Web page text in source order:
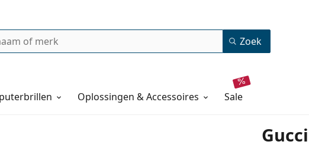
Zoek
Oplossingen & Accessoires sale
Gucci